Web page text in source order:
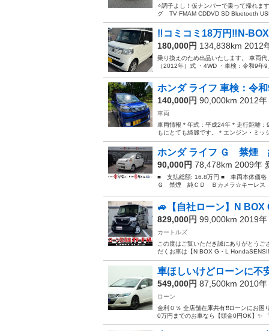
⭐️調子よし！仮ナンバーで乗って帰れま
グ TV FMAM CDDVD SD Bluetooth
‼️コミコミ18万円‼️N-
180,000円 134,838km 2012
乗り換えのため出品いたします。 車両
（2012年）式 ・4WD ・車検：令和9
ホンダ ライフ 車検：令
140,000円 90,000km 2012年
車両
車両情報 * 年式：平成24年 * 走行距離
もにとても綺麗です。 * エンジン・ミッ
ホンダ ライフ Ｇ 禁煙
90,000円 78,478km 2009年
■ 支払総額: 16.8万円 ■ 車両本体価
Ｇ 禁煙 純ＣＤ Ｂカメラ☆キーレ
🚙【自社ローン】N
829,000円 99,000km 2019年
カートルズ
この度はご覧いただき誠にありがとう
だくお車は【N BOX G・L
車ほしいけどローンに不
549,000円 87,500km 2010年
ローン
金利０％ 全店舗在庫共有❗️❗️ローンにお
0万円までのお車なら【頭金0円OK】✨